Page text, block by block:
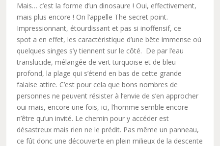
Mais… c’est la forme d’un dinosaure ! Oui, effectivement,
mais plus encore ! On l’appelle The secret point.
Impressionnant, étourdissant et pas si inoffensif, ce
spot a en effet, les caractéristique d’une bête immense où
quelques singes s’y tiennent sur le côté. De par l’eau
translucide, mélangée de vert turquoise et de bleu
profond, la plage qui s’étend en bas de cette grande
falaise attire. C’est pour cela que bons nombres de
personnes ne peuvent résister à l’envie de s’en approcher
oui mais, encore une fois, ici, l’homme semble encore
n’être qu’un invité. Le chemin pour y accéder est
désastreux mais rien ne le prédit. Pas même un panneau,
ce fût donc une découverte en plein milieux de la descente